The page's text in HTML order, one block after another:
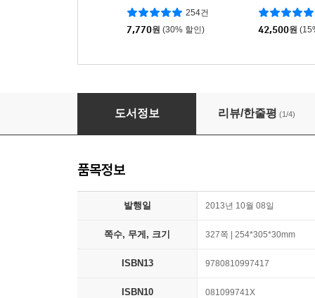
원작 소설
254건
7,770원 (30% 할인)
Edition 데이
타셴 창간 40
42,500원
The Wes Anderson Collection
도서정보 리뷰/한줄평 (1/4)
품목정보
발행일 2013년 10월 08일
쪽수, 무게, 크기 327쪽 | 254*305*30mm
ISBN13 9780810997417
ISBN10 081099741X